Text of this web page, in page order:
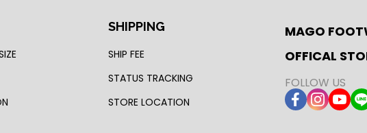
SHIPPING
SHIP FEE
STATUS TRACKING
STORE LOCATION
MAGO
OFFICAL
FOLLOW US